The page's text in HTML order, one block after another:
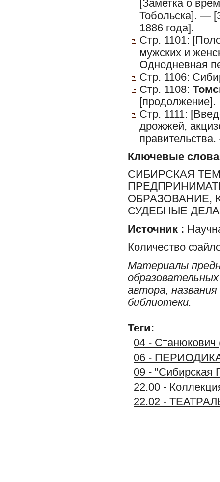
[Заметка о
Тобольска]. —
1886 года].
Стр. 1101:
мужских и
Однодневная
Стр. 1106:
Стр. 1108:
[продолжение].
Стр. 1111:
дрожжей,
Ключевые слова
СИБИРСКАЯ
ОБРАЗОВАНИЕ,
СУДЕБНЫЕ
Источник :
Количество
Материалы
автора,
библиотеки.
Теги:
04 - Станюкович
06 -
09 - "Сибирская
22.00 -
22.02 -